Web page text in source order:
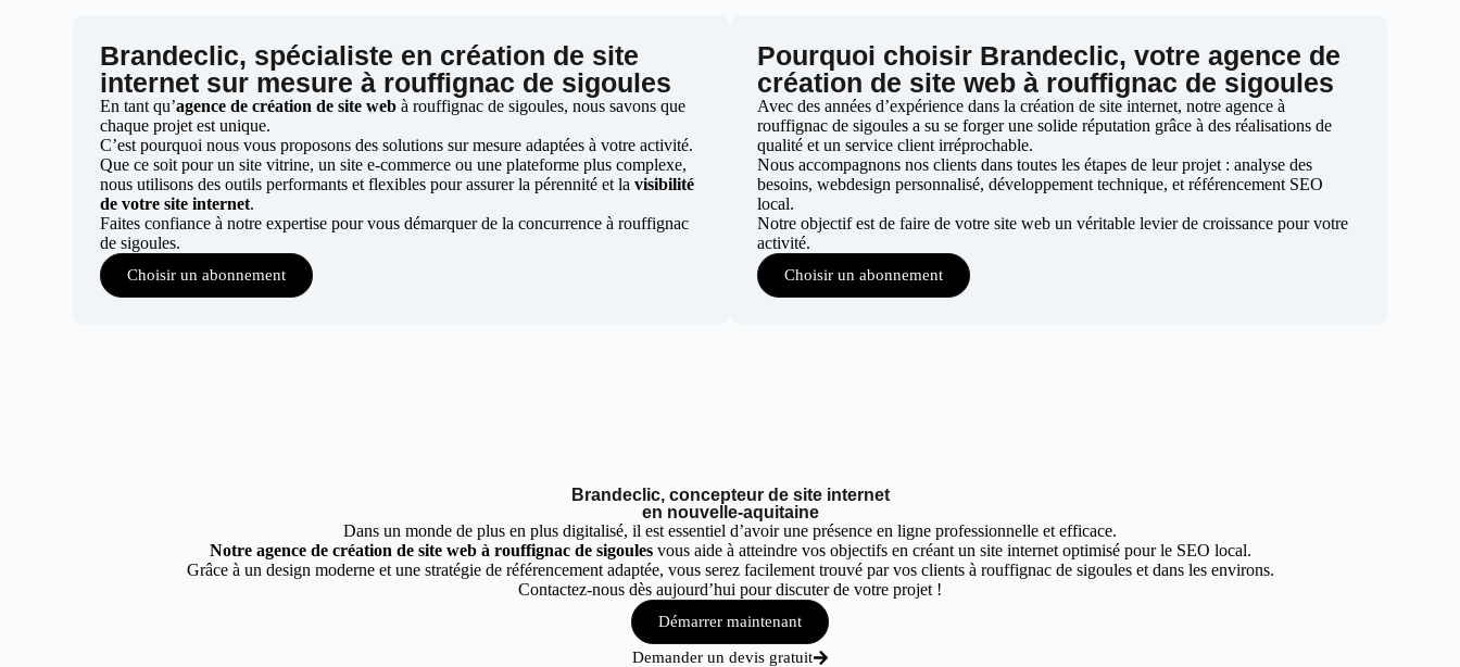
Brandeclic, spécialiste en création de site
internet sur mesure à rouffignac de sigoules
En tant qu’agence de création de site web à rouffignac de sigoules, nous savons que
chaque projet est unique.
C’est pourquoi nous vous proposons des solutions sur mesure adaptées à votre activité.
Que ce soit pour un site vitrine, un site e-commerce ou une plateforme plus complexe,
nous utilisons des outils performants et flexibles pour assurer la pérennité et lavisibilité
de votre site internet.
Faites confiance à notre expertise pour vous démarquer de la concurrence à rouffignac
de sigoules.
Choisir un abonnement
Pourquoi choisir Brandeclic, votre agence de
création de site web à rouffignac de sigoules
Avec des années d’expérience dans la création de site internet, notre agence à
rouffignac de sigoules a su se forger une solide réputation grâce à des réalisations de
qualité et un service client irréprochable.
Nous accompagnons nos clients dans toutes les étapes de leur projet : analyse des
besoins, webdesign personnalisé, développement technique, et référencement SEO
local.
Notre objectif est de faire de votre site web un véritable levier de croissance pour votre
activité.
Choisir un abonnement
Brandeclic, concepteur de site internet
en nouvelle-aquitaine
Dans un monde de plus en plus digitalisé, il est essentiel d’avoir une présence en ligne professionnelle et efficace.
Notre agence de création de site web à rouffignac de sigoulesvous aide à atteindre vos objectifs en créant un site internet optimisé pour le SEO local.
Grâce à un design moderne et une stratégie de référencement adaptée, vous serez facilement trouvé par vos clients à rouffignac de sigoules et dans les environs.
Contactez-nous dès aujourd’hui pour discuter de votre projet !
Démarrer maintenant
Demander un devis gratuit